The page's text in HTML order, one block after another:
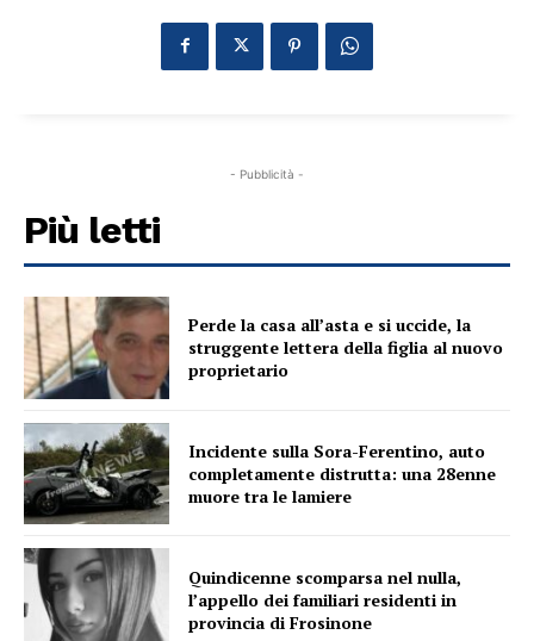
- Pubblicità -
Più letti
Perde la casa all’asta e si uccide, la
struggente lettera della figlia al nuovo
proprietario
Incidente sulla Sora-Ferentino, auto
completamente distrutta: una 28enne
muore tra le lamiere
Quindicenne scomparsa nel nulla,
l’appello dei familiari residenti in
provincia di Frosinone